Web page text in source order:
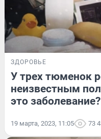
ЗДОРОВЬЕ
У трех тюменок
неизвестным
это заболевание?
19 марта, 2023, 11:05 73